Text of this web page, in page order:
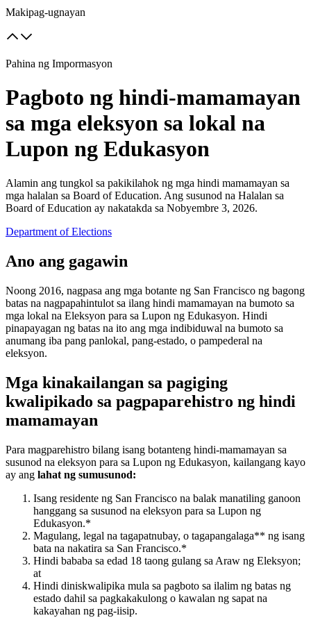
Makipag-ugnayan
Pahina ng Impormasyon
Pagboto ng hindi-mamamayan
sa mga eleksyon sa lokal na
Lupon ng Edukasyon
Alamin ang tungkol sa pakikilahok ng mga hindi mamamayan sa
mga halalan sa Board of Education. Ang susunod na Halalan sa
Board of Education ay nakatakda sa Nobyembre 3, 2026.
Department of Elections
Ano ang gagawin
Noong 2016, nagpasa ang mga botante ng San Francisco ng bagong
batas na nagpapahintulot sa ilang hindi mamamayan na bumoto sa
mga lokal na Eleksyon para sa Lupon ng Edukasyon. Hindi
pinapayagan ng batas na ito ang mga indibiduwal na bumoto sa
anumang iba pang panlokal, pang-estado, o pampederal na
eleksyon.
Mga kinakailangan sa pagiging
kwalipikado sa pagpaparehistro ng hindi
mamamayan
Para magparehistro bilang isang botanteng hindi-mamamayan sa
susunod na eleksyon para sa Lupon ng Edukasyon, kailangang kayo
ay ang lahat ng sumusunod:
Isang residente ng San Francisco na balak manatiling ganoon
hanggang sa susunod na eleksyon para sa Lupon ng
Edukasyon.*
Magulang, legal na tagapatnubay, o tagapangalaga** ng isang
bata na nakatira sa San Francisco.*
Hindi bababa sa edad 18 taong gulang sa Araw ng Eleksyon;
at
Hindi diniskwalipika mula sa pagboto sa ilalim ng batas ng
estado dahil sa pagkakakulong o kawalan ng sapat na
kakayahan ng pag-iisip.